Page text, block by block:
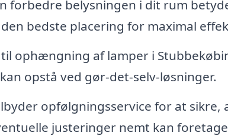
forbedre belysningen i dit rum
bedste placering for maximal
ophængning af lamper i
opstå ved gør-det-selv-løsninger.
opfølgningsservice for at sikre,
justeringer nemt kan